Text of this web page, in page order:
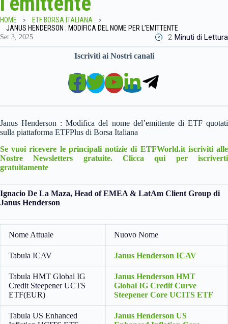
HOME
ETF BORSA ITALIANA
JANUS HENDERSON : MODIFICA DEL NOME PER L’EMITTENTE
Set 3, 2025 2 Minuti di Lettura
Iscriviti ai Nostri canali
Janus Henderson : Modifica del nome del’emittente di ETF quotati
sulla piattaforma ETFPlus di Borsa Italiana
Se vuoi ricevere le principali notizie di ETFWorld.it iscriviti alle
Nostre Newsletters gratuite. Clicca qui per iscriverti
gratuitamente
Ignacio De La Maza, Head of EMEA & LatAm Client Group di
Janus Henderson
Nome Attuale Nuovo Nome
Tabula ICAV Janus Henderson ICAV
Tabula HMT Global IG
Credit Steepener UCTS
ETF(EUR)
Janus Henderson HMT
Global IG Credit Curve
Steepener Core UCITS ETF
Tabula US Enhanced
Janus Henderson US